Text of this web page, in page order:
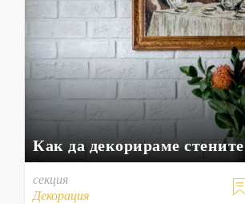
Как да декорираме стените

секция
Декорация